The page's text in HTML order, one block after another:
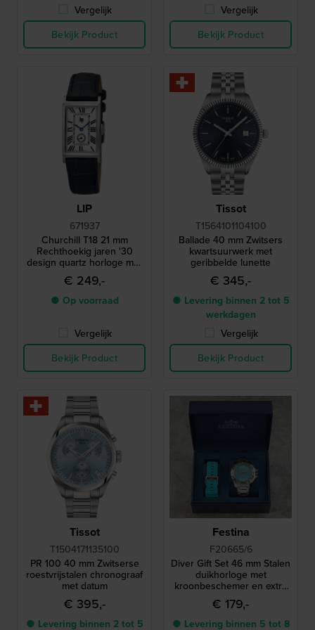
Vergelijk
Bekijk Product
Vergelijk
Bekijk Product
LIP
671937
Churchill T18 21 mm
Rechthoekig jaren '30
design quartz horloge met
kleine secondewijzer
€ 249,-
● Op voorraad
Vergelijk
Bekijk Product
Tissot
T1564101104100
Ballade 40 mm Zwitsers
kwartsuurwerk met
geribbelde lunette
€ 345,-
● Levering binnen 2 tot 5
werkdagen
Vergelijk
Bekijk Product
Tissot
T1504171135100
PR 100 40 mm Zwitserse
roestvrijstalen chronograaf
met datum
€ 395,-
● Levering binnen 2 tot 5
Festina
F20665/6
Diver Gift Set 46 mm Stalen
duikhorloge met
kroonbeschemer en extra
siliconen band
€ 179,-
● Levering binnen 5 tot 8